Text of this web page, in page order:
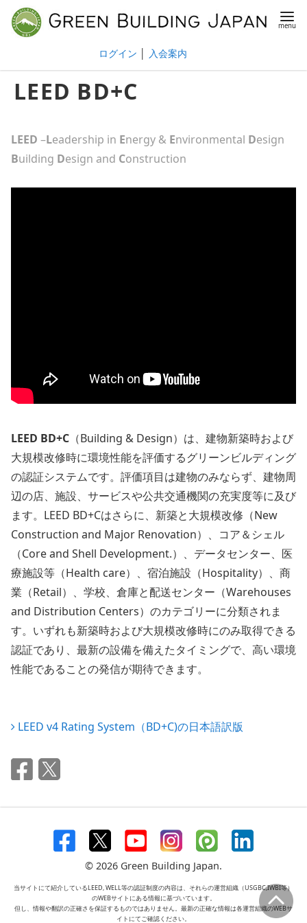
ログイン 入会案内
LEED BD+C
LEED –Leadership in Energy & Environmental Design
Building Design and Construction
LEED BD+C （Building & Design）は、建物新築時および
大規模改修時に環境性能を評価するグリーンビルディング
の認証システムです。評価項目は建物のみならず、建物周
辺の店、施設、サービスや公共交通機関の充実度等に及び
ます。LEED BD+Cはさらに、新築と大規模改修（New
Construction and Major Renovation）、コア＆シェル
（Core and Shell Development.）、データセンター、医
療施設等（Health care）、宿泊施設（Hospitality）、商
業（Retail）、学校、倉庫と配送センター（Warehouses
and Distribution Centers）のカテゴリーに分類されま
す。いずれも新築時および大規模改修時にのみ取得できる
認証であり、最新の設備を備えたタイミングで、高い環境
性能であることの発信が期待できます。
LEED v4 Rating System（BD+C)の日本語訳版
© 2026 Green Building Japan.
当サイトにて紹介しているLEED, WELL等の認証制度の内容は、それらの運営組織（USGBC,IWBI等）
のWEBサイトにある情報に基づいています。
但し、情報や翻訳の正確さを保証するものではありません。最新の正確な情報は各運営組織のWEBサ
イトにてご確認ください。